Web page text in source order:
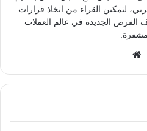
لتمكين القراء من اتخاذ قرارات
الفرص الجديدة في عالم العملات